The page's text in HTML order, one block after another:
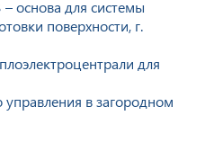
основа для системы
поверхности, г.
для
в загородном